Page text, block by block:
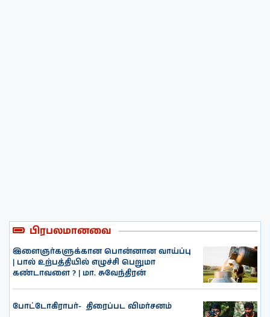
பிரபலமானவை
இளைஞர்களுக்கான பொன்னான வாய்ப்பு
| பால் உற்பத்தியில் எழுச்சி பெறுமா
கண்டாவளை ? | மா. சுவேந்திரன்
போட்டோகிராபர்- ‌ திரைப்பட விமர்சனம்